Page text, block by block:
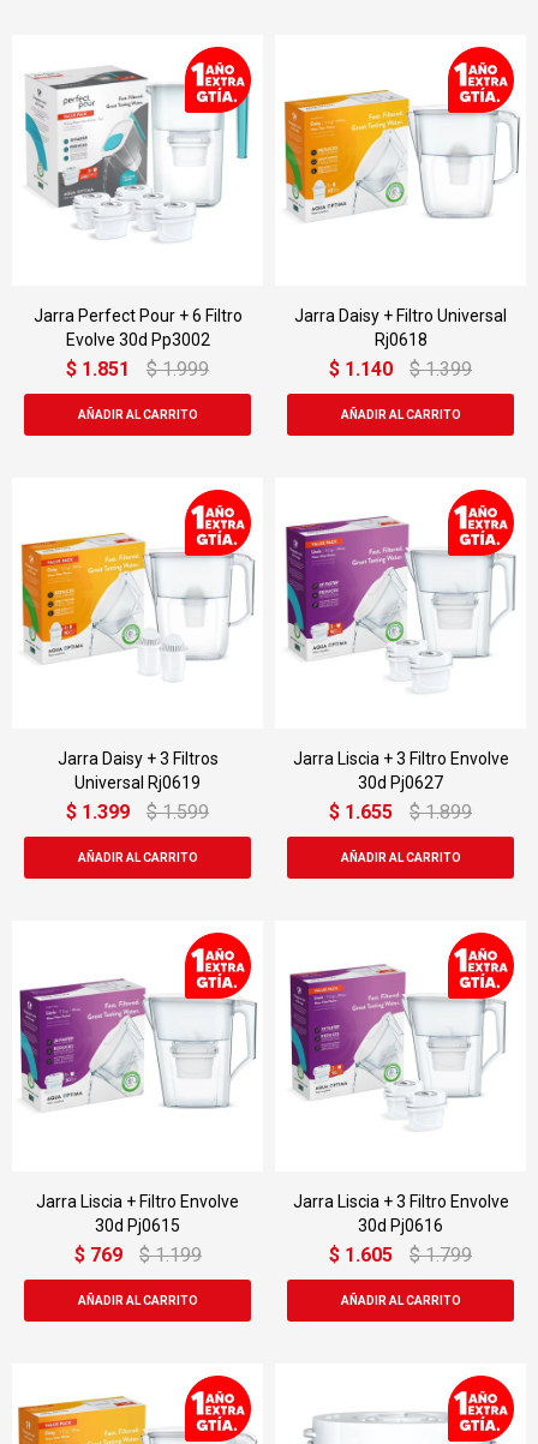
Jarra Perfect Pour + 6 Filtro
Evolve 30d Pp3002
$ 1.851 $ 1.999
Jarra Daisy + Filtro Universal
Rj0618
$ 1.140 $ 1.399
Jarra Daisy + 3 Filtros
Universal Rj0619
$ 1.399 $ 1.599
Jarra Liscia + 3 Filtro Envolve
30d Pj0627
$ 1.655 $ 1.899
Jarra Liscia + Filtro Envolve
30d Pj0615
$ 769 $ 1.199
Jarra Liscia + 3 Filtro Envolve
30d Pj0616
$ 1.605 $ 1.799